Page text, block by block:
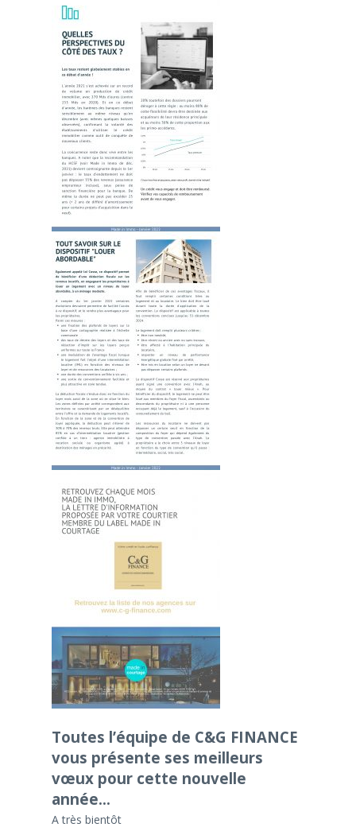
Toutes l’équipe de C&G FINANCE
vous présente ses meilleurs
vœux pour cette nouvelle
année…
A très bientôt